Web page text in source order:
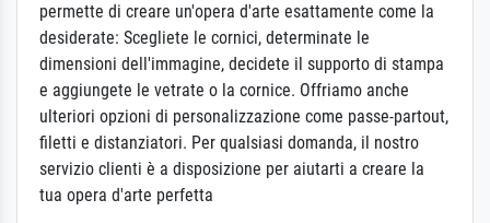
permette di creare un'opera d'arte esattamente come la
desiderate: Scegliete le cornici, determinate le
dimensioni dell'immagine, decidete il supporto di stampa
e aggiungete le vetrate o la cornice. Offriamo anche
ulteriori opzioni di personalizzazione come passe-partout,
filetti e distanziatori. Per qualsiasi domanda, il nostro
servizio clienti è a disposizione per aiutarti a creare la
tua opera d'arte perfetta